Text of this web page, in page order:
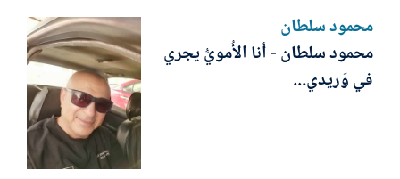
محمود سلطان
محمود سلطان - أنا الأُمويُّ يجري
في وَريدي...